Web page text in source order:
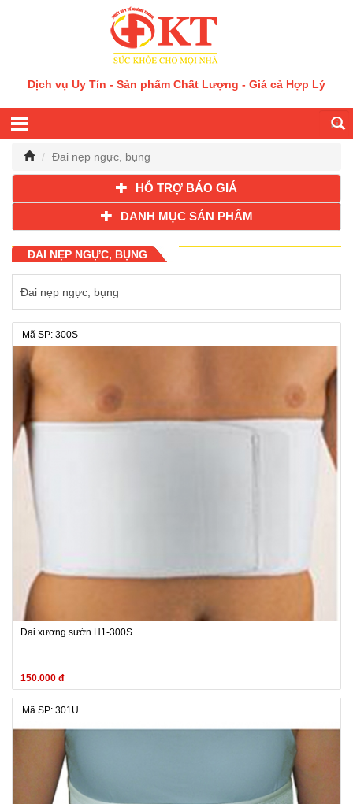
Dịch vụ Uy Tín - Sản phẩm Chất Lượng - Giá cả Hợp Lý
Đai nẹp ngực, bụng
HỖ TRỢ BÁO GIÁ
DANH MỤC SẢN PHẨM
ĐAI NẸP NGỰC, BỤNG
Đai nẹp ngực, bụng
Mã SP: 300S
Đai xương sườn H1-300S
150.000 đ
Mã SP: 301U